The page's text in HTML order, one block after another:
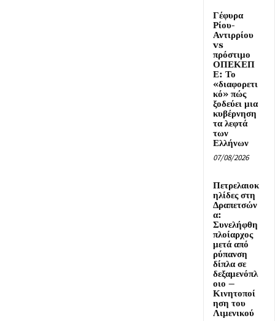
Γέφυρα
Ρίου-
Αντιρρίου
vs
πρόστιμο
ΟΠΕΚΕΠ
Ε: Το
«διαφορετι
κό» πώς
ξοδεύει μια
κυβέρνηση
τα λεφτά
των
Ελλήνων
07/08/2026
Πετρελαιοκ
ηλίδες στη
Δραπετσών
α:
Συνελήφθη
πλοίαρχος
μετά από
ρύπανση
δίπλα σε
δεξαμενόπλ
οιο –
Κινητοποί
ηση του
Λιμενικού